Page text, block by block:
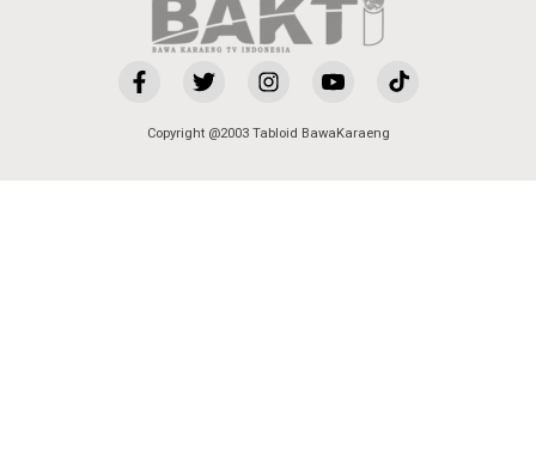
Copyright @2003 Tabloid BawaKaraeng